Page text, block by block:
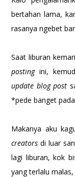
bertahan lama,
rasanya ngebet
Saat liburan
postingini,
update blog post
*pede banget
Makanya aku
creatorsdi luar
lagi liburan, kok
yang terlalu malas,